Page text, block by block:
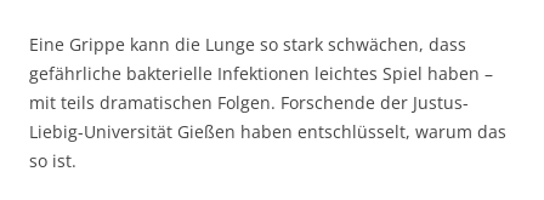
Eine Grippe kann die Lunge so stark schwächen, dass
gefährliche bakterielle Infektionen leichtes Spiel haben –
mit teils dramatischen Folgen. Forschende der Justus-
Liebig-Universität Gießen haben entschlüsselt, warum das
so ist.